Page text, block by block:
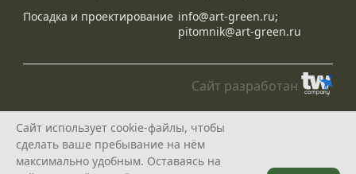
Сайт использует cookie-файлы, чтобы
сделать ваше пребывание на нём
максимально удобным. Оставаясь на
Посадка и проектирование info@art-green.ru;
pitomnik@art-green.ru
© ARTGREEN, 2015-2026
*Данное предложение не является публичной офертой, определяемой
положениями статей 435, 437 Гражданского Кодекса РФ, и носит
исключительно информационный характер
Сайт разработан